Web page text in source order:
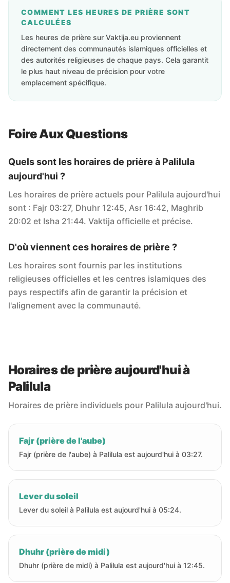
COMMENT LES HEURES DE PRIÈRE SONT
CALCULÉES
Les heures de prière sur Vaktija.eu proviennent
directement des communautés islamiques officielles et
des autorités religieuses de chaque pays. Cela garantit
le plus haut niveau de précision pour votre
emplacement spécifique.
Foire Aux Questions
Quels sont les horaires de prière à Palilula
aujourd'hui ?
Les horaires de prière actuels pour Palilula aujourd'hui
sont : Fajr 03:27, Dhuhr 12:45, Asr 16:42, Maghrib
20:02 et Isha 21:44. Vaktija officielle et précise.
D'où viennent ces horaires de prière ?
Les horaires sont fournis par les institutions
religieuses officielles et les centres islamiques des
pays respectifs afin de garantir la précision et
l'alignement avec la communauté.
Horaires de prière aujourd'hui à
Palilula
Horaires de prière individuels pour Palilula aujourd'hui.
Fajr (prière de l'aube)
Fajr (prière de l'aube) à Palilula est aujourd'hui à 03:27.
Lever du soleil
Lever du soleil à Palilula est aujourd'hui à 05:24.
Dhuhr (prière de midi)
Dhuhr (prière de midi) à Palilula est aujourd'hui à 12:45.